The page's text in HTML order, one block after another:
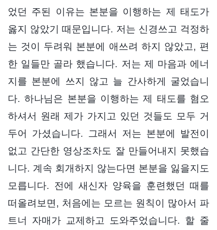
었던 주된 이유는 본분을 이행하는 제 태도가
옳지 않았기 때문입니다. 저는 신경쓰고 걱정하
는 것이 두려워 본분에 애쓰려 하지 않았고, 편
한 일들만 골라 했습니다. 저는 제 마음과 에너
지를 본분에 쓰지 않고 늘 간사하게 굴었습니
다. 하나님은 본분을 이행하는 제 태도를 혐오
하셔서 원래 제가 가지고 있던 것들도 모두 거
두어 가셨습니다. 그래서 저는 본분에 발전이
없고 간단한 영상조차도 잘 만들어내지 못했습
니다. 계속 회개하지 않는다면 본분을 잃을지도
모릅니다. 전에 새신자 양육을 훈련했던 때를
떠올려보면, 처음에는 모르는 원칙이 많아서 파
트너 자매가 교제하고 도와주었습니다. 할 줄